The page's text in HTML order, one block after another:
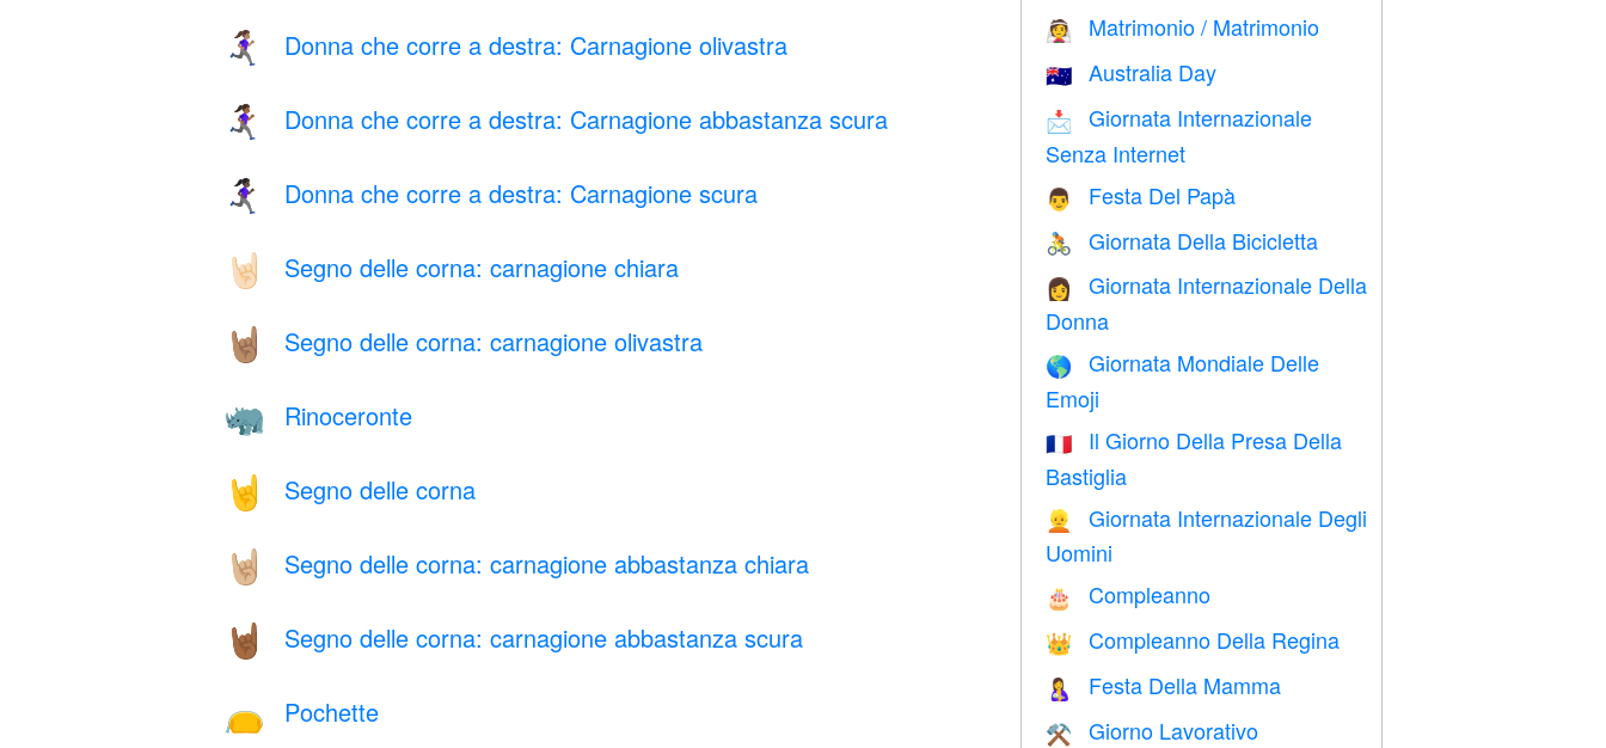
🏃🏽‍♀️‍➡️ Donna che corre a destra: Carnagione olivastra
🏃🏾‍♀️‍➡️ Donna che corre a destra: Carnagione abbastanza scura
🏃🏿‍♀️‍➡️ Donna che corre a destra: Carnagione scura
🤘🏻 Segno delle corna: carnagione chiara
🤘🏽 Segno delle corna: carnagione olivastra
🦏 Rinoceronte
🤘 Segno delle corna
🤘🏼 Segno delle corna: carnagione abbastanza chiara
🤘🏾 Segno delle corna: carnagione abbastanza scura
👝 Pochette
👰 Matrimonio / Matrimonio
🇦🇺 Australia Day
📩
Giornata Internazionale
Senza Internet
👨 Festa Del Papà
🚴 Giornata Della Bicicletta
👩
Giornata Internazionale Della
Donna
🌎
Giornata Mondiale Delle
Emoji
🇫🇷
Il Giorno Della Presa Della
Bastiglia
👱
Giornata Internazionale Degli
Uomini
🎂 Compleanno
👑 Compleanno Della Regina
🤱 Festa Della Mamma
⚒️ Giorno Lavorativo